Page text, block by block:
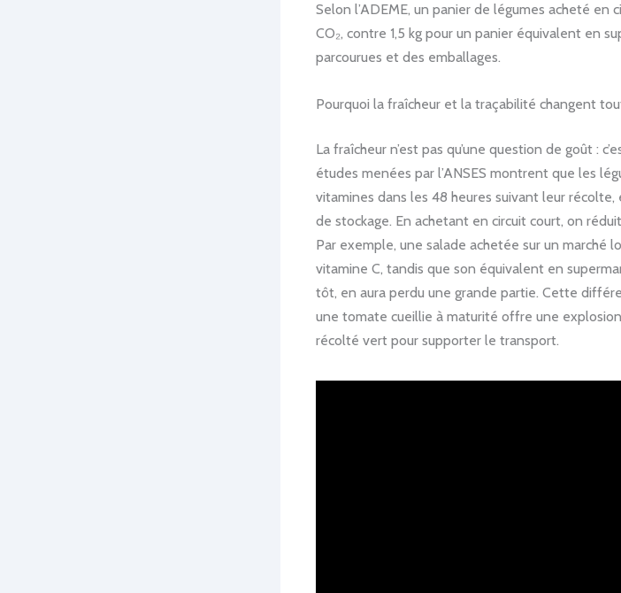
Selon l’ADEME, un panier de légumes acheté
CO₂, contre 1,5 kg pour un panier équivalent en
parcourues et des emballages.
Pourquoi la fraîcheur et la traçabilité changent
La fraîcheur n’est pas qu’une question de goût :
études menées par l’ANSES montrent que les
vitamines dans les 48 heures suivant leur
de stockage. En achetant en circuit court, on
Par exemple, une salade achetée sur un marché
vitamine C, tandis que son équivalent en
tôt, en aura perdu une grande partie. Cette
une tomate cueillie à maturité offre une
récolté vert pour supporter le transport.